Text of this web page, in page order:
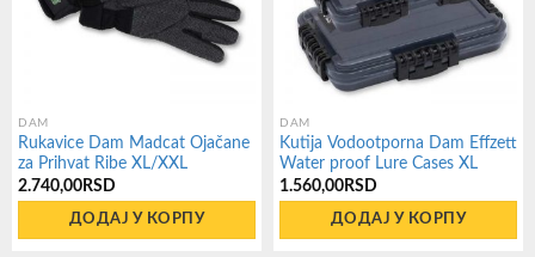
DAM
Rukavice Dam Madcat Ojačane
za Prihvat Ribe XL/XXL
2.740,00 RSD
ДОДАЈ У КОРПУ
DAM
Kutija Vodootporna Dam Effzett
Water proof Lure Cases XL
1.560,00 RSD
ДОДАЈ У КОРПУ